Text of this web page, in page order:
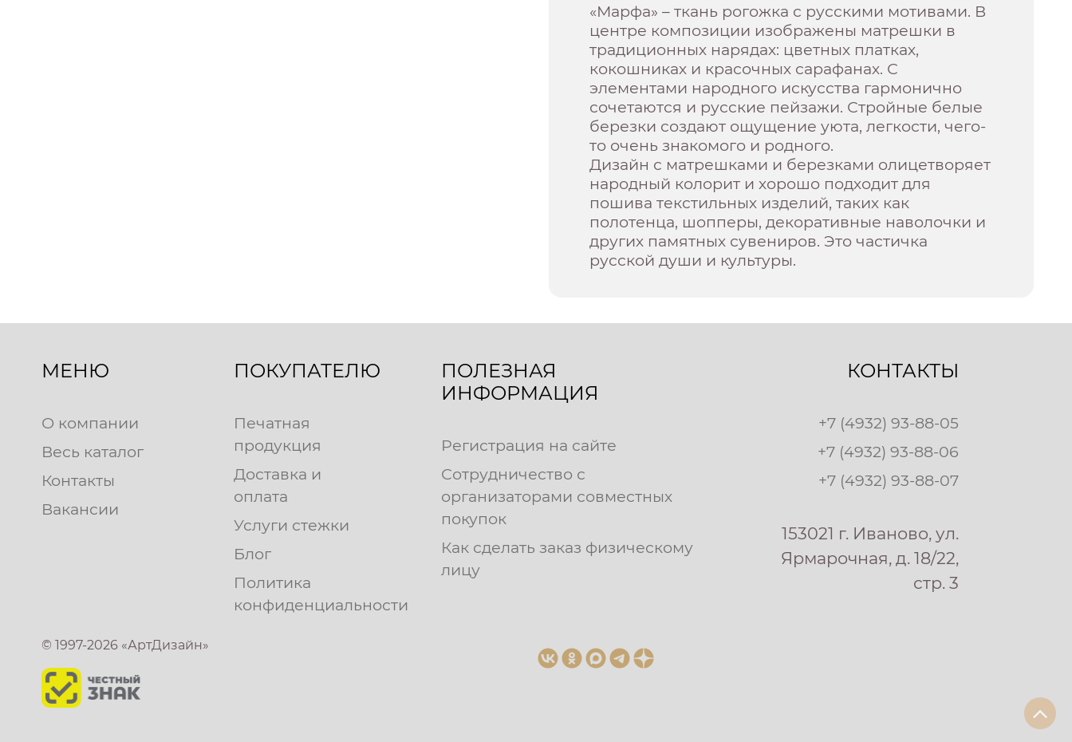
«Марфа» – ткань рогожка с русскими мотивами. В
центре композиции изображены матрешки в
традиционных нарядах: цветных платках,
кокошниках и красочных сарафанах. С
элементами народного искусства гармонично
сочетаются и русские пейзажи. Стройные белые
березки создают ощущение уюта, легкости, чего-
то очень знакомого и родного.
Дизайн с матрешками и березками олицетворяет
народный колорит и хорошо подходит для
пошива текстильных изделий, таких как
полотенца, шопперы, декоративные наволочки и
других памятных сувениров. Это частичка
русской души и культуры.
МЕНЮ
О компании
Весь каталог
Контакты
Вакансии
ПОКУПАТЕЛЮ
Печатная
продукция
Доставка и
оплата
Услуги стежки
Блог
Политика
конфиденциальности
ПОЛЕЗНАЯ
ИНФОРМАЦИЯ
Регистрация на сайте
Сотрудничество с
организаторами совместных
покупок
Как сделать заказ физическому
лицу
КОНТАКТЫ
+7 (4932) 93-88-05
+7 (4932) 93-88-06
+7 (4932) 93-88-07
153021 г. Иваново, ул.
Ярмарочная, д. 18/22,
стр. 3
© 1997-2026 «АртДизайн»